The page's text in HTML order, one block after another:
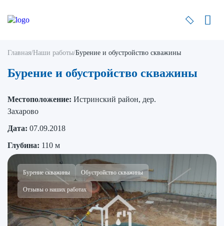
Главная/Наши работы/Бурение и обустройство скважины
Бурение и обустройство скважины
Местоположение: Истринский район, дер.
Захарово
Дата: 07.09.2018
Глубина: 110 м
Бурение скважины Обустройство скважины
Отзывы о наших работах